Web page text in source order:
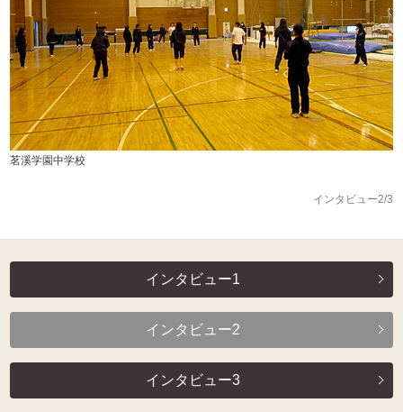
茗溪学園中学校
インタビュー2/3
インタビュー1
インタビュー2
インタビュー3